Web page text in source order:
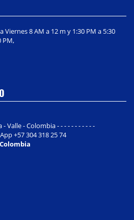
8 AM a 12 m y 1:30 PM a 5:30
PM,
Valle - Colombia - - - - - - - - - - -
+57 304 318 25 74